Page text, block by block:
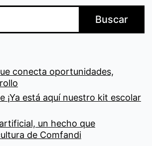
Buscar
conecta oportunidades,
¡Ya está aquí nuestro kit escolar
un hecho que
de Comfandi